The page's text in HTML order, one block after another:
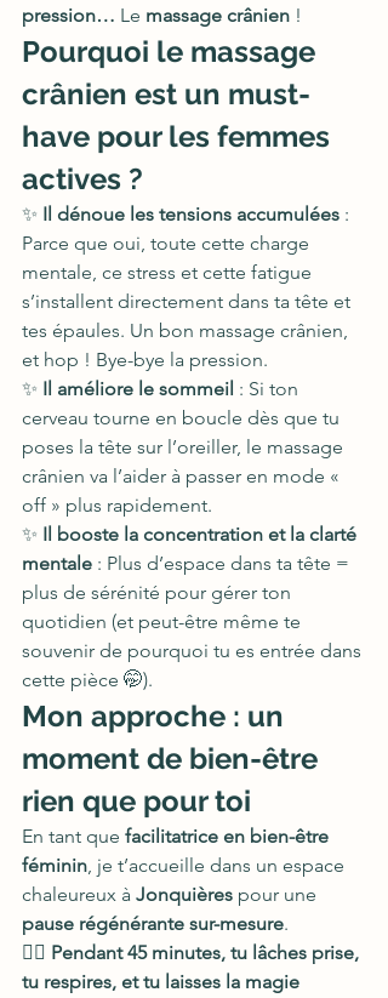
pression… Le massage crânien !
Pourquoi le massage
crânien est un must-
have pour les femmes
actives ?
✨ Il dénoue les tensions accumulées :
Parce que oui, toute cette charge
mentale, ce stress et cette fatigue
s’installent directement dans ta tête et
tes épaules. Un bon massage crânien,
et hop ! Bye-bye la pression.
✨ Il améliore le sommeil : Si ton
cerveau tourne en boucle dès que tu
poses la tête sur l’oreiller, le massage
crânien va l’aider à passer en mode «
off » plus rapidement.
✨ Il booste la concentration et la clarté
mentale : Plus d’espace dans ta tête =
plus de sérénité pour gérer ton
quotidien (et peut-être même te
souvenir de pourquoi tu es entrée dans
cette pièce 🤭).
Mon approche : un
moment de bien-être
rien que pour toi
En tant que facilitatrice en bien-être
féminin, je t’accueille dans un espace
chaleureux à Jonquières pour une
pause régénérante sur-mesure.
💆‍♀️ Pendant 45 minutes, tu lâches prise,
tu respires, et tu laisses la magie